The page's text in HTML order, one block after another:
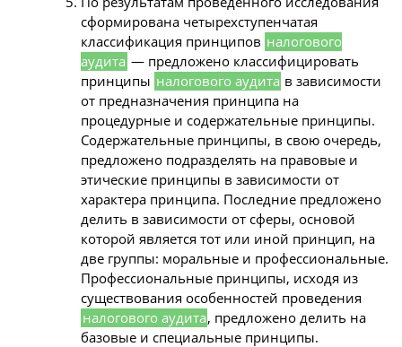
сформирована четырехступенчатая
классификация принципов налогового
аудита — предложено классифицировать
принципы налогового аудита в зависимости
от предназначения принципа на
процедурные и содержательные принципы.
Содержательные принципы, в свою очередь,
предложено подразделять на правовые и
этические принципы в зависимости от
характера принципа. Последние предложено
делить в зависимости от сферы, основой
которой является тот или иной принцип, на
две группы: моральные и профессиональные.
Профессиональные принципы, исходя из
существования особенностей проведения
налогового аудита, предложено делить на
базовые и специальные принципы.